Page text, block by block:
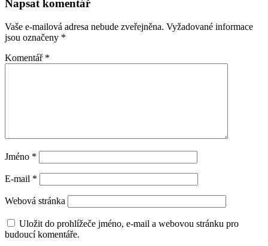
Napsat komentář
Vaše e-mailová adresa nebude zveřejněna. Vyžadované informace
jsou označeny *
Komentář *
Jméno *
E-mail *
Webová stránka
Uložit do prohlížeče jméno, e-mail a webovou stránku pro
budoucí komentáře.